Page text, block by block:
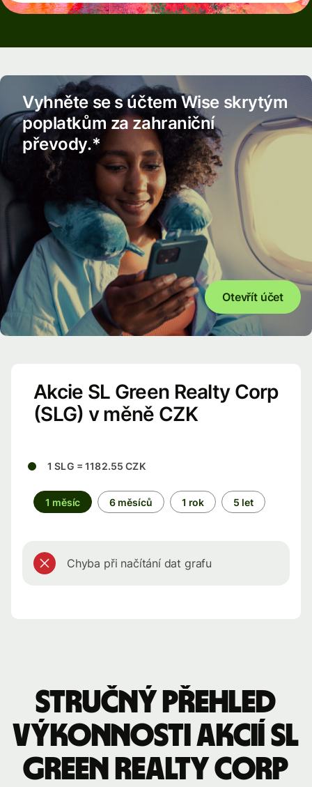
Vyhněte se s účtem Wise skrytým
poplatkům za zahraniční
převody.*
Otevřít účet
Akcie SL Green Realty Corp
(SLG) v měně CZK
1 SLG = 1182.55 CZK
1 měsíc 6 měsíců 1 rok 5 let
Chyba při načítání dat grafu
Stručný přehled
výkonnosti akcií SL
Green Realty Corp